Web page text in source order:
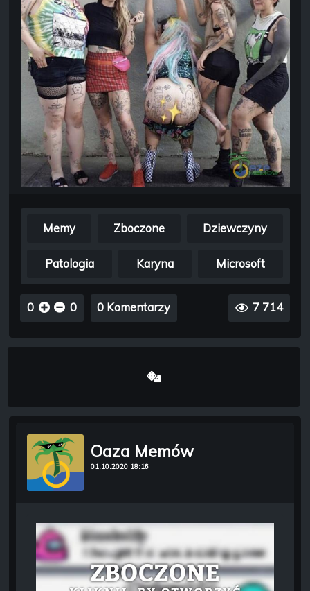
Memy Zboczone Dziewczyny
Patologia Karyna Microsoft
0 0 0 Komentarzy 7 714
Oaza Memów
01.10.2020 18:16